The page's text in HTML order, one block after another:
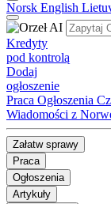
Norsk English
Kredyty
pod kontrolą
Dodaj
ogłoszenie
Praca Ogłoszenia
Wiadomości z
Załatw sprawy
Praca
Ogłoszenia
Artykuły